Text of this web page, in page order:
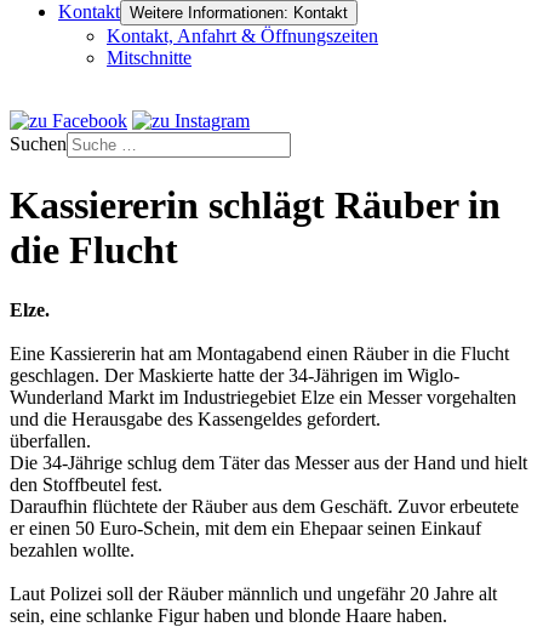
Kontakt Weitere Informationen: Kontakt
Kontakt, Anfahrt & Öffnungszeiten
Mitschnitte
Suchen
Kassiererin schlägt Räuber in
die Flucht
Elze.
Eine Kassiererin hat am Montagabend einen Räuber in die Flucht
geschlagen. Der Maskierte hatte der 34-Jährigen im Wiglo-
Wunderland Markt im Industriegebiet Elze ein Messer vorgehalten
und die Herausgabe des Kassengeldes gefordert.
überfallen.
Die 34-Jährige schlug dem Täter das Messer aus der Hand und hielt
den Stoffbeutel fest.
Daraufhin flüchtete der Räuber aus dem Geschäft. Zuvor erbeutete
er einen 50 Euro-Schein, mit dem ein Ehepaar seinen Einkauf
bezahlen wollte.
Laut Polizei soll der Räuber männlich und ungefähr 20 Jahre alt
sein, eine schlanke Figur haben und blonde Haare haben.